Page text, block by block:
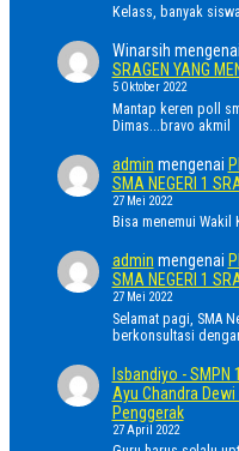
Kelass, banyak
Winarsih mengenai
SRAGEN YANG
5 Oktober 2022
Mantap keren poll
Dimas...bravo akmil
admin mengenai
SMA NEGERI 1
27 Mei 2022
Bisa menemui
admin mengenai
SMA NEGERI 1
27 Mei 2022
Selamat pagi, SMA
berkonsultasi
Isbandiyo - SMPN
Ayu Chandra
Penggerak
27 April 2022